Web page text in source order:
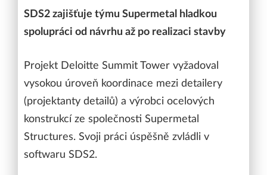
SDS2 zajišťuje týmu Supermetal hladkou
spolupráci od návrhu až po realizaci stavby
Projekt Deloitte Summit Tower vyžadoval
vysokou úroveň koordinace mezi detailery
(projektanty detailů) a výrobci ocelových
konstrukcí ze společnosti Supermetal
Structures. Svoji práci úspěšně zvládli v
softwaru SDS2.